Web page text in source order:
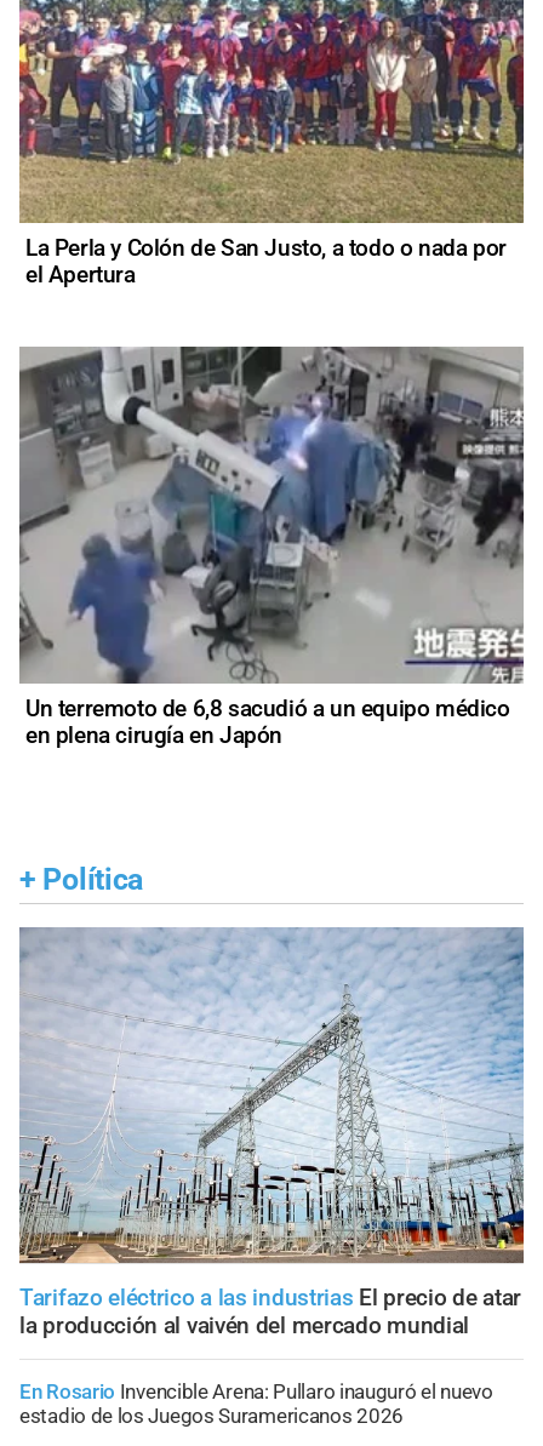
La Perla y Colón de San Justo, a todo o nada por
el Apertura
Un terremoto de 6,8 sacudió a un equipo médico
en plena cirugía en Japón
+ Política
Tarifazo eléctrico a las industrias El precio de atar
la producción al vaivén del mercado mundial
En Rosario Invencible Arena: Pullaro inauguró el nuevo
estadio de los Juegos Suramericanos 2026